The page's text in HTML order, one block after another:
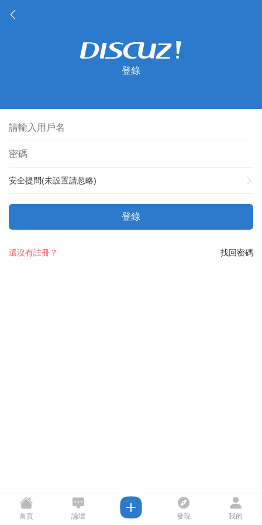
登錄
安全提問(未設置請忽略)
登錄
找回密碼
還沒有註冊？
首頁 論壇 發現 我的